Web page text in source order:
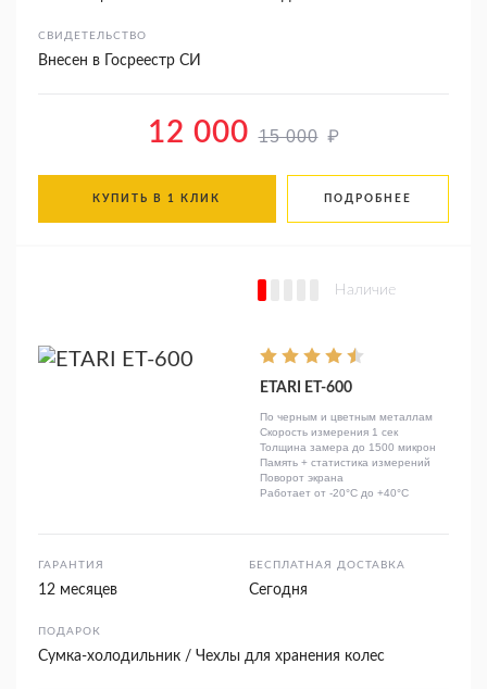
СВИДЕТЕЛЬСТВО
Внесен в Госреестр СИ
12 000 15 000 ₽
КУПИТЬ В 1 КЛИК ПОДРОБНЕЕ
Наличие
ETARI ЕТ-600
По черным и цветным металлам
Скорость измерения 1 сек
Толщина замера до 1500 микрон
Память + статистика измерений
Поворот экрана
Работает от -20°C до +40°C
ГАРАНТИЯ
12 месяцев
БЕСПЛАТНАЯ ДОСТАВКА
Сегодня
ПОДАРОК
Сумка-холодильник / Чехлы для хранения колес